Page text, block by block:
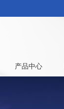
产品中心